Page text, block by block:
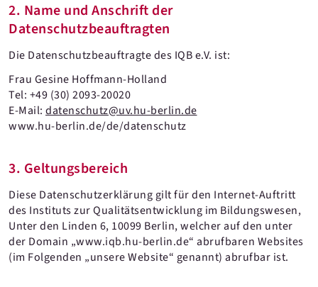
2. Name und Anschrift der
Datenschutzbeauftragten
Die Datenschutzbeauftragte des IQB e.V. ist:
Frau Gesine Hoffmann-Holland
Tel: +49 (30) 2093-20020
E-Mail: datenschutz@uv.hu-berlin.de
www.hu-berlin.de/de/datenschutz
3. Geltungsbereich
Diese Datenschutzerklärung gilt für den Internet-Auftritt
des Instituts zur Qualitätsentwicklung im Bildungswesen,
Unter den Linden 6, 10099 Berlin, welcher auf den unter
der Domain „www.iqb.hu-berlin.de“ abrufbaren Websites
(im Folgenden „unsere Website“ genannt) abrufbar ist.